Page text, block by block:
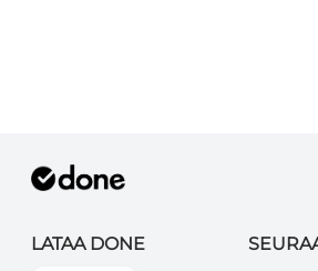
LATAA DONE